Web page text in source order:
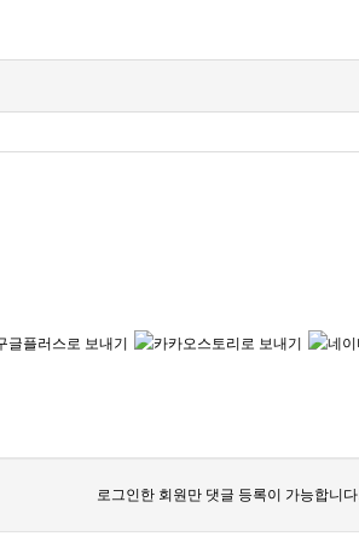
로그인한 회원만 댓글 등록이 가능합니다.